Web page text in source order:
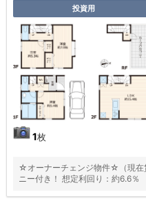
投資用
1枚
☆オーナーチェンジ物件☆（現在
ニー付き！ 想定利回り：約6.6％